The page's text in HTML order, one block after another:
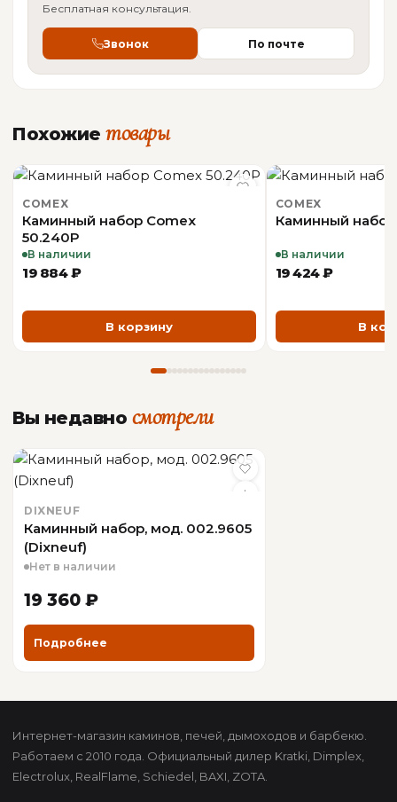
Документы
PDF-каталог: Аксессуары для каминов
Dixneuf (Франция)
ОБЩАЯ ИНФОРМАЦИЯ
Производитель Dixneuf
Бесплатная консультация.
Звонок По почте
Похожие товары
COMEX
Каминный набор Comex
50.240P
В наличии
19 884 ₽
В корзину
COMEX
Каминный набор
В наличии
19 424 ₽
В
Вы недавно смотрели
DIXNEUF
Каминный набор, мод. 002.9605
(Dixneuf)
Нет в наличии
19 360 ₽
Подробнее
Интернет-магазин каминов, печей, дымоходов и барбекю.
Работаем с 2010 года. Официальный дилер Kratki, Dimplex,
Electrolux, RealFlame, Schiedel, BAXI, ZOTA.